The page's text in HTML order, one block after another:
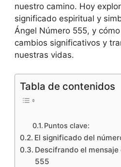
nuestro camino. Hoy
significado espiritual y
Ángel Número 555, y
cambios significativos y
nuestras vidas.
Tabla de contenidos
Puntos clave:
El significado del
Descifrando el
555